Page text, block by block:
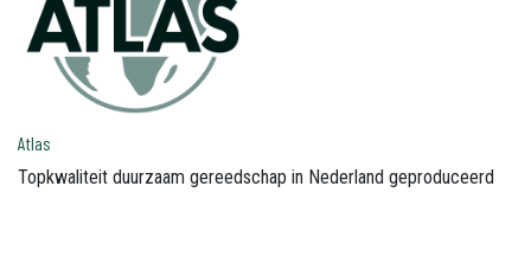
Atlas
Topkwaliteit duurzaam gereedschap in Nederland geproduceerd